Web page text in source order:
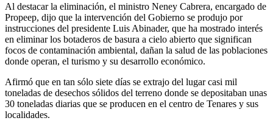
Al destacar la eliminación, el ministro Neney Cabrera, encargado de
Propeep, dijo que la intervención del Gobierno se produjo por
instrucciones del presidente Luis Abinader, que ha mostrado interés
en eliminar los botaderos de basura a cielo abierto que significan
focos de contaminación ambiental, dañan la salud de las poblaciones
donde operan, el turismo y su desarrollo económico.
Afirmó que en tan sólo siete días se extrajo del lugar casi mil
toneladas de desechos sólidos del terreno donde se depositaban unas
30 toneladas diarias que se producen en el centro de Tenares y sus
localidades.